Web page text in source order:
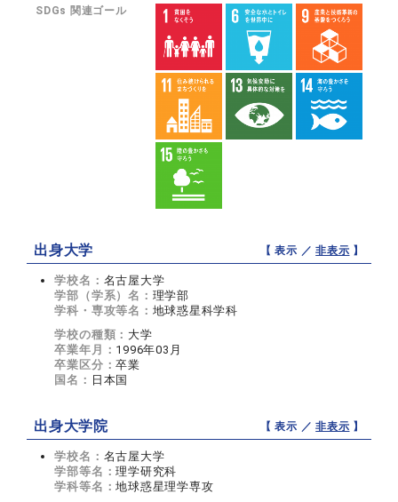
SDGs 関連ゴール
出身大学 【 表示 ／非表示 】
学校名： 名古屋大学
学部（学系）名： 理学部
学科・専攻等名： 地球惑星科学科
学校の種類： 大学
卒業年月： 1996年03月
卒業区分：卒業
国名： 日本国
出身大学院 【 表示 ／非表示 】
学校名： 名古屋大学
学部等名：理学研究科
学科等名：地球惑星理学専攻